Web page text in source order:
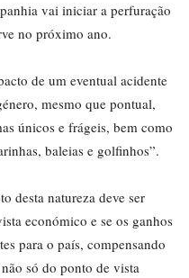
vai iniciar a perfuração
no próximo ano.
de um eventual acidente
mesmo que pontual,
únicos e frágeis, bem como
baleias e golfinhos”.
desta natureza deve ser
económico e se os ganhos
para o país, compensando
só do ponto de vista